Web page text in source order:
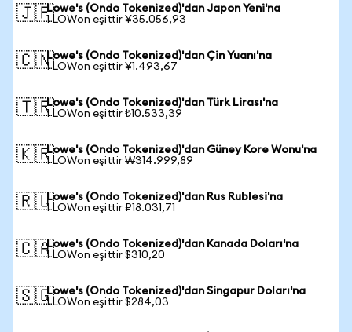
🇯🇵Lowe's (Ondo Tokenized)'dan Japon Yeni'na
1 LOWon eşittir ¥35.056,93
🇨🇳Lowe's (Ondo Tokenized)'dan Çin Yuanı'na
1 LOWon eşittir ¥1.493,67
🇹🇷Lowe's (Ondo Tokenized)'dan Türk Lirası'na
1 LOWon eşittir ₺10.533,39
🇰🇷Lowe's (Ondo Tokenized)'dan Güney Kore Wonu'na
1 LOWon eşittir ₩314.999,89
🇷🇺Lowe's (Ondo Tokenized)'dan Rus Rublesi'na
1 LOWon eşittir ₽18.031,71
🇨🇦Lowe's (Ondo Tokenized)'dan Kanada Doları'na
1 LOWon eşittir $310,20
🇸🇬Lowe's (Ondo Tokenized)'dan Singapur Doları'na
1 LOWon eşittir $284,03